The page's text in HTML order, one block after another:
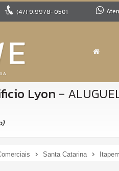
(47)9.9978-0501
Lyon -
Santa Catarina